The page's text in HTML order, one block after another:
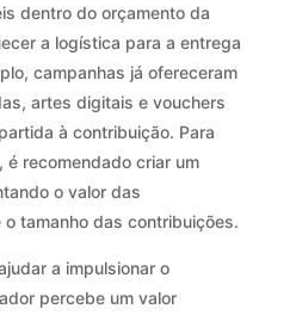
dentro do orçamento da
a logística para a entrega
campanhas já ofereceram
artes digitais e vouchers
à contribuição. Para
recomendado criar um
o valor das
tamanho das contribuições.
a impulsionar o
percebe um valor